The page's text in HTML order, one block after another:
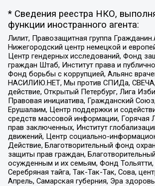
* Сведения реестра НКО,
функции иностранного агента:
Лилит, Правозащитная группа
Нижегородский центр немецкой и
Центр гендерных исследований, Фонд
граждан Штаб, Институт права и
Фонд борьбы с коррупцией, Альянс
НАСИЛИЮ.НЕТ, Мы против СПИДа, СВЕЧА,
действие, Открытый Петербург, Лига
Правовая инициатива, Гражданский
Ерушалаим, Центр поддержки и
средств массовой информации, Горячая
прав заключенных, Институт
движений, Центр социально-
Действие, Благотворительный фонд
защиты прав граждан,
осужденным и их семьям, Фонд
Серебряная тайга, Так-Так-Так, Сова,
Апрель, Самарская губерния, Эра